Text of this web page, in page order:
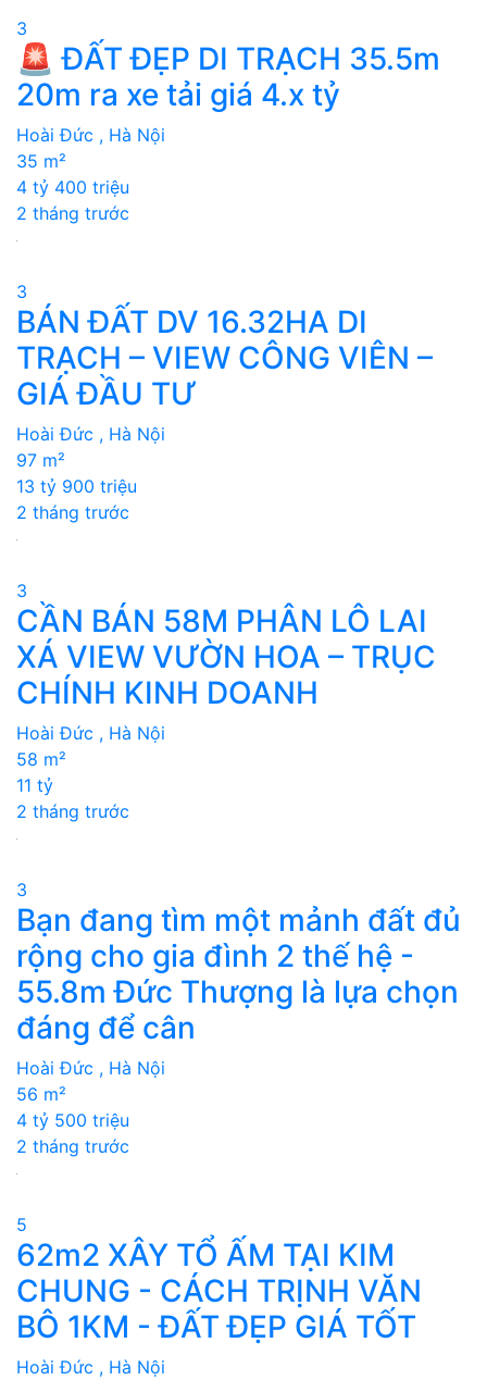
3
🚨 ĐẤT ĐẸP DI TRẠCH 35.5m
20m ra xe tải giá 4.x tỷ
Hoài Đức , Hà Nội
35 m²
4 tỷ 400 triệu
2 tháng trước
3
BÁN ĐẤT DV 16.32HA DI
TRẠCH – VIEW CÔNG VIÊN –
GIÁ ĐẦU TƯ
Hoài Đức , Hà Nội
97 m²
13 tỷ 900 triệu
2 tháng trước
3
CẦN BÁN 58M PHÂN LÔ LAI
XÁ VIEW VƯỜN HOA – TRỤC
CHÍNH KINH DOANH
Hoài Đức , Hà Nội
58 m²
11 tỷ
2 tháng trước
3
Bạn đang tìm một mảnh đất đủ
rộng cho gia đình 2 thế hệ -
55.8m Đức Thượng là lựa chọn
đáng để cân
Hoài Đức , Hà Nội
56 m²
4 tỷ 500 triệu
2 tháng trước
5
62m2 XÂY TỔ ẤM TẠI KIM
CHUNG - CÁCH TRỊNH VĂN
BÔ 1KM - ĐẤT ĐẸP GIÁ TỐT
Hoài Đức , Hà Nội